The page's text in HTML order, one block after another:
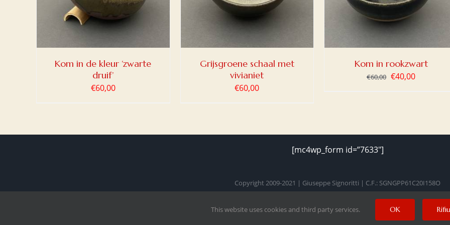
Kom in de kleur ‘zwarte
druif’
€60,00
Grijsgroene schaal met
vivianiet
€60,00
Kom in rookzwart
€60,00 Oorspronkelijke
€40,00Huidige
[mc4wp_form id=”7633″]
Copyright 2009-2021 | Giuseppe Signoritti | C.F.: SGNGPP61C20I158O
Facebook
TwitterInstagram
PinterestYouTube
This website uses cookies and third party services. OK